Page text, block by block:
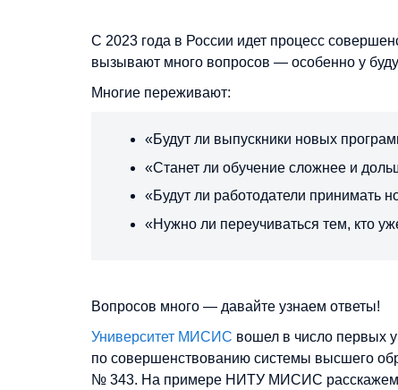
С 2023 года в России идет процесс
вызывают много вопросов — особенно у
Многие переживают:
«Будут ли выпускники новых
«Станет ли обучение сложнее и
«Будут ли работодатели принимать
«Нужно ли переучиваться тем, кто
Вопросов много — давайте узнаем ответы!
Университет МИСИС вошел в число первых
по совершенствованию системы высшего
№ 343. На примере НИТУ МИСИС расскажем